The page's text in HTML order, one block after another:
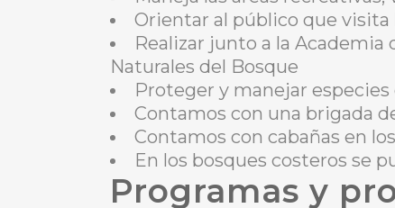
Orientar al público que visita
Realizar junto a la Academia
Naturales del Bosque
Proteger y manejar
Contamos con una brigada
Contamos con cabañas en
En los bosques costeros se
Programas y